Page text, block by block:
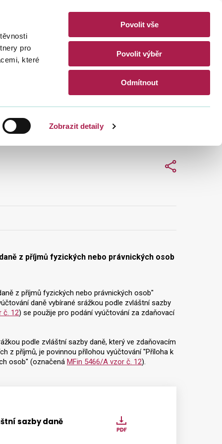
pro
které
Zobrazit detaily
Povolit vše
Povolit výběr
Odmítnout
CZ EN
Sdílet
z příjmů fyzických nebo právnických osob
z příjmů fyzických nebo právnických osob"
daně vybírané srážkou podle zvláštní sazby
č. 12) se použije pro podání vyúčtování za zdaňovací
podle zvláštní sazby daně, který ve zdaňovacím
z příjmů, je povinnou přílohou vyúčtování "Příloha k
osob" (označená MFin 5466/A vzor č. 12).
sazby daně